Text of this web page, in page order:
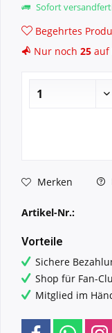
Sofort
Begehrtes
Nur noch 25 auf
Merken
Artikel-Nr.:
Vorteile
Sichere
Shop für Fan-
Mitglied im